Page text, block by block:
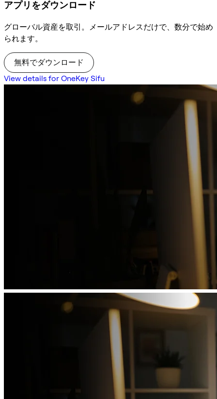
アプリをダウンロード
グローバル資産を取引。メールアドレスだけで、数分で始め
られます。
無料でダウンロード
View details for OneKey Sifu